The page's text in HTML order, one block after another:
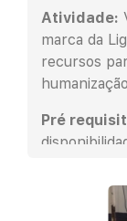
Atividade:
marca da
recursos
Pré